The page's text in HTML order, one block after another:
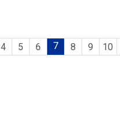
4 5 6 7 8 9 10